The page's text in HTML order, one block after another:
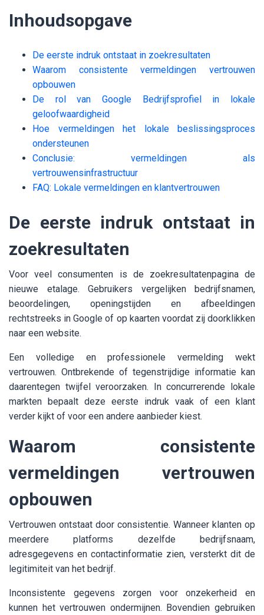
Inhoudsopgave
De eerste indruk ontstaat in zoekresultaten
Waarom consistente vermeldingen vertrouwen
opbouwen
De rol van Google Bedrijfsprofiel in lokale
geloofwaardigheid
Hoe vermeldingen het lokale beslissingsproces
ondersteunen
Conclusie: vermeldingen als
vertrouwensinfrastructuur
FAQ: Lokale vermeldingen en klantvertrouwen
De eerste indruk ontstaat in
zoekresultaten
Voor veel consumenten is de zoekresultatenpagina de
nieuwe etalage. Gebruikers vergelijken bedrijfsnamen,
beoordelingen, openingstijden en afbeeldingen
rechtstreeks in Google of op kaarten voordat zij doorklikken
naar een website.
Een volledige en professionele vermelding wekt
vertrouwen. Ontbrekende of tegenstrijdige informatie kan
daarentegen twijfel veroorzaken. In concurrerende lokale
markten bepaalt deze eerste indruk vaak of een klant
verder kijkt of voor een andere aanbieder kiest.
Waarom consistente
vermeldingen vertrouwen
opbouwen
Vertrouwen ontstaat door consistentie. Wanneer klanten op
meerdere platforms dezelfde bedrijfsnaam,
adresgegevens en contactinformatie zien, versterkt dit de
legitimiteit van het bedrijf.
Inconsistente gegevens zorgen voor onzekerheid en
kunnen het vertrouwen ondermijnen. Bovendien gebruiken